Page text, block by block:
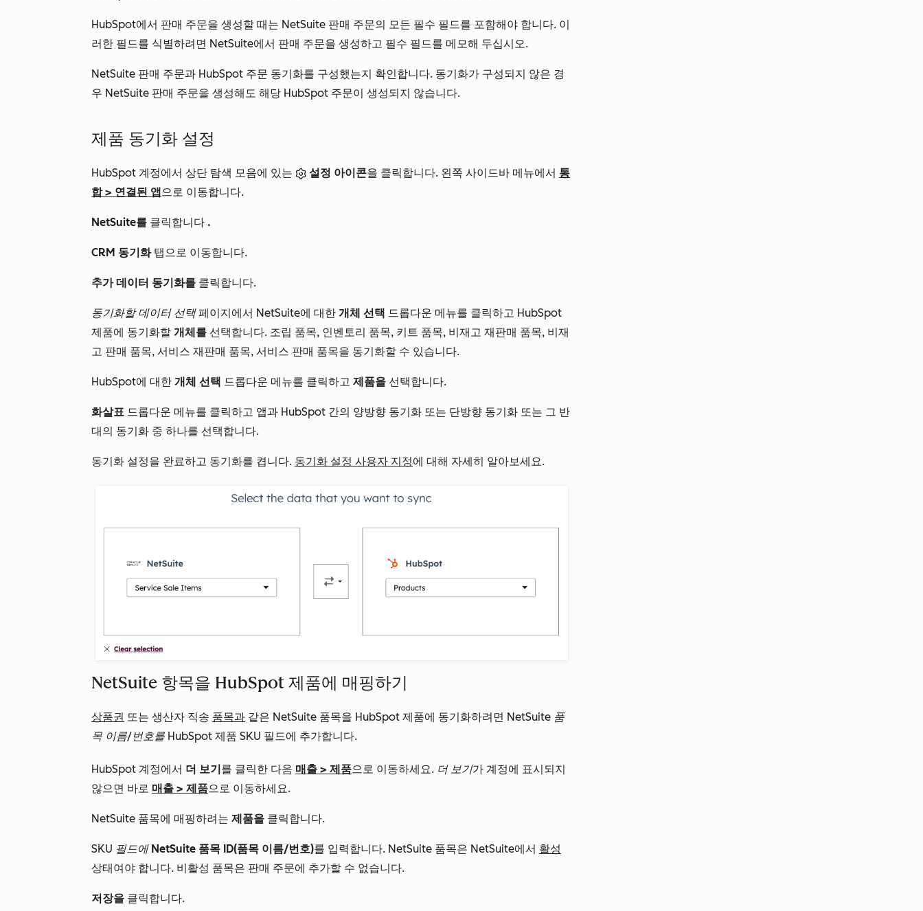
HubSpot에서 판매 주문을 생성할 때는 NetSuite 판매 주문의 모든 필수 필드를 포함해야 합니다. 이
러한 필드를 식별하려면 NetSuite에서 판매 주문을 생성하고 필수 필드를 메모해 두십시오.
NetSuite 판매 주문과 HubSpot 주문 동기화를 구성했는지 확인합니다. 동기화가 구성되지 않은 경
우 NetSuite 판매 주문을 생성해도 해당 HubSpot 주문이 생성되지 않습니다.
제품 동기화 설정
HubSpot 계정에서 상단 탐색 모음에 있는 설정 아이콘을 클릭합니다. 왼쪽 사이드바 메뉴에서 통
합> 연결된 앱으로 이동합니다.
NetSuite를 클릭합니다 .
CRM 동기화탭으로 이동합니다.
추가 데이터 동기화를 클릭합니다.
동기화할 데이터 선택페이지에서 NetSuite에 대한 개체 선택 드롭다운 메뉴를 클릭하고 HubSpot
제품에 동기화할 개체를 선택합니다. 조립 품목, 인벤토리 품목, 키트 품목, 비재고 재판매 품목, 비재
고 판매 품목, 서비스 재판매 품목, 서비스 판매 품목을 동기화할 수 있습니다.
HubSpot에 대한 개체 선택 드롭다운 메뉴를 클릭하고 제품을 선택합니다.
화살표 드롭다운 메뉴를 클릭하고 앱과 HubSpot 간의 양방향 동기화 또는 단방향 동기화 또는 그 반
대의 동기화 중 하나를 선택합니다.
동기화 설정을 완료하고 동기화를 켭니다. 동기화 설정 사용자 지정에 대해 자세히 알아보세요.
NetSuite 항목을 HubSpot 제품에 매핑하기
상품권 또는 생산자 직송 품목과 같은 NetSuite 품목을 HubSpot 제품에 동기화하려면 NetSuite 품
목 이름/번호를 HubSpot 제품 SKU 필드에 추가합니다.
HubSpot 계정에서 더 보기 를 클릭한 다음 매출 > 제품으로 이동하세요. 더 보기가 계정에 표시되지
않으면 바로 매출 > 제품으로 이동하세요.
NetSuite 품목에 매핑하려는 제품을 클릭합니다.
SKU 필드에 NetSuite 품목 ID(품목 이름/번호)를 입력합니다. NetSuite 품목은 NetSuite에서 활성
상태여야 합니다. 비활성 품목은 판매 주문에 추가할 수 없습니다.
저장을 클릭합니다.